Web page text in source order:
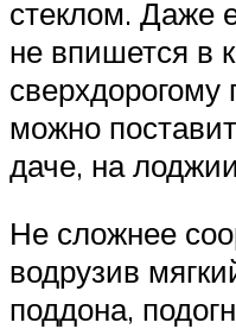
стеклом. Даже
не впишется в
сверхдорогому
можно
даче, на
Не сложнее
водрузив
поддона,